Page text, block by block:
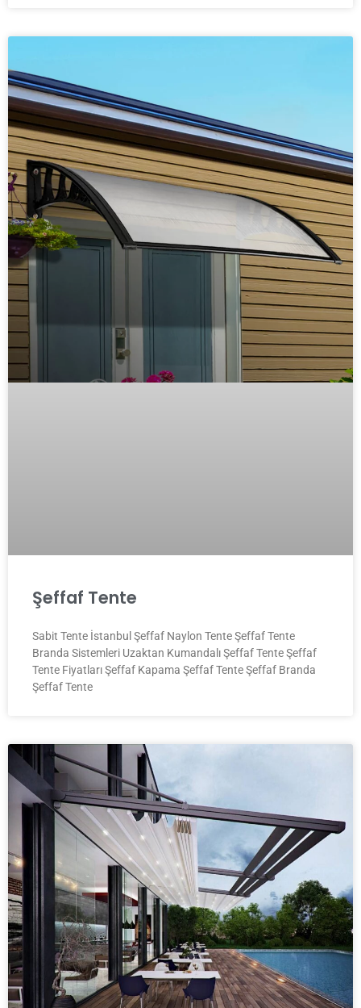
Şeffaf Tente
Sabit Tente İstanbul Şeffaf Naylon Tente Şeffaf Tente
Branda Sistemleri Uzaktan Kumandalı Şeffaf Tente Şeffaf
Tente Fiyatları Şeffaf Kapama Şeffaf Tente Şeffaf Branda
Şeffaf Tente